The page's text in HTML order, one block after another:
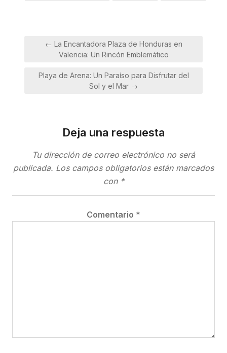
Navegación
← La Encantadora Plaza de Honduras en
Valencia: Un Rincón Emblemático
Playa de Arena: Un Paraíso para Disfrutar del
Sol y el Mar →
Deja una respuesta
Tu dirección de correo electrónico no será
publicada. Los campos obligatorios están marcados
con *
Comentario *